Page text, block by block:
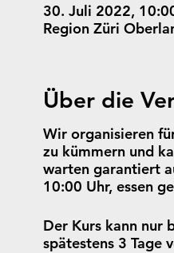
30. Juli 2022,
Region Züri
Über die
Wir organisieren
zu kümmern und
warten garantiert
10:00 Uhr, essen
Der Kurs kann nur
spätestens 3 Tage